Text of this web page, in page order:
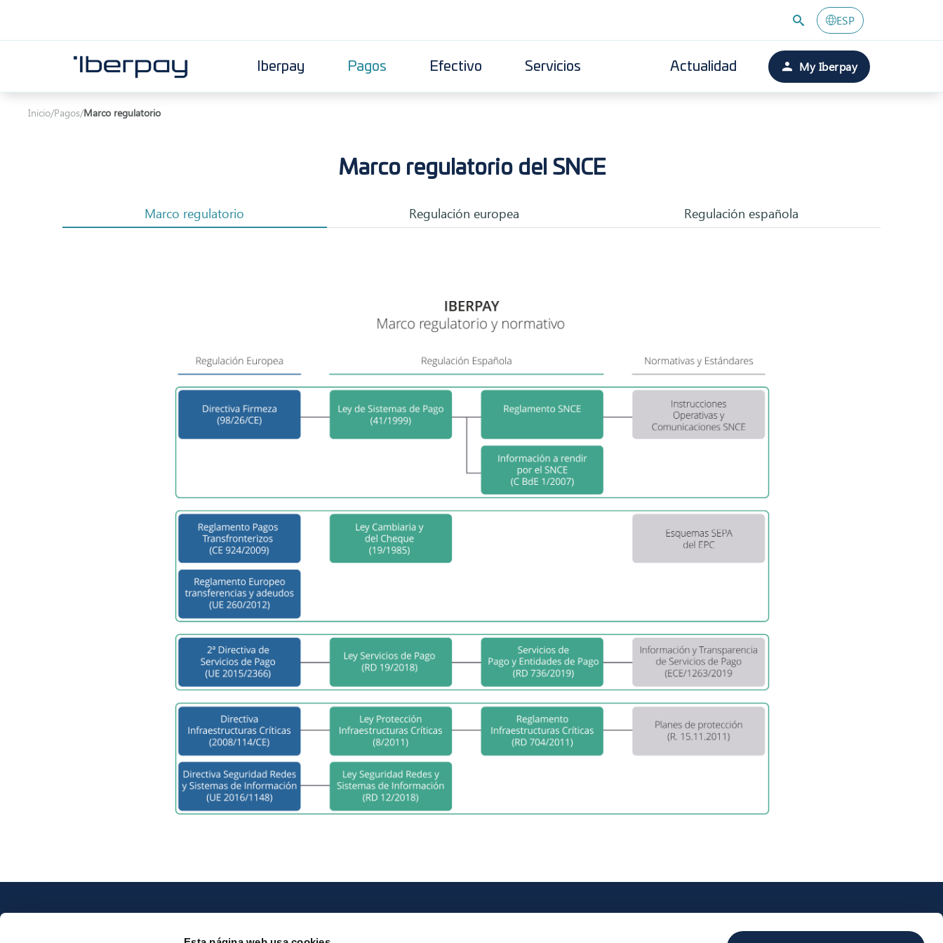
ESP
Iberpay
Iberpay Pagos Efectivo Servicios Actualidad My Iberpay
Inicio/Pagos/Marco regulatorio
Marco regulatorio del SNCE
Marco regulatorio Regulación europea Regulación española